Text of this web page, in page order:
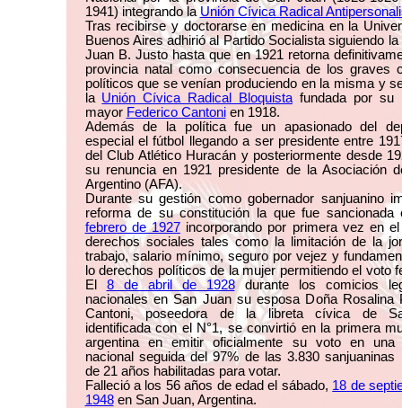
1941) integrando la Unión Cívica Radical
Tras recibirse y doctorarse en medicina en la
Buenos Aires adhirió al Partido Socialista siguiendo la
Juan B. Justo hasta que en 1921 retorna
provincia natal como consecuencia de los graves
políticos que se venían produciendo en la misma y
la Unión Cívica Radical Bloquista fundada por su
mayor Federico Cantonien 1918.
Además de la política fue un apasionado del
especial el fútbol llegando a ser presidente entre
del Club Atlético Huracán y posteriormente desde
su renuncia en 1921 presidente de la Asociación
Argentino (AFA).
Durante su gestión como gobernador sanjuanino
reforma de su constitución la que fue
febrero de 1927incorporando por primera vez en
derechos sociales tales como la limitación de la
trabajo, salario mínimo, seguro por vejez y
lo derechos políticos de la mujer permitiendo el voto
El 8 de abril de 1928durante los comicios
nacionales en San Juan su esposa Doña Rosalina
Cantoni, poseedora de la libreta cívica de
identificada con el N°1, se convirtió en la primera
argentina en emitir oficialmente su voto en una
nacional seguida del 97% de las 3.830 sanjuaninas
de 21 años habilitadas para votar.
Falleció a los 56 años de edad el sábado, 18 de
1948en San Juan, Argentina.